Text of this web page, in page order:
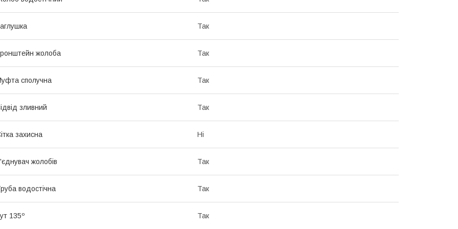
Так
жолоба Так
сполучна Так
зливний Так
захисна Ні
жолобів Так
водостічна Так
135º Так